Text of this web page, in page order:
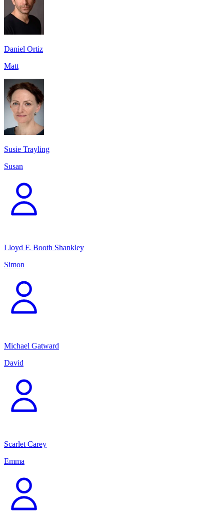
Daniel Ortiz
Matt
Susie Trayling
Susan
Lloyd F. Booth Shankley
Simon
Michael Gatward
David
Scarlet Carey
Emma